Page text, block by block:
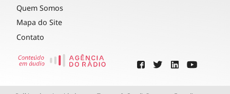
Quem Somos
Mapa do Site
Contato